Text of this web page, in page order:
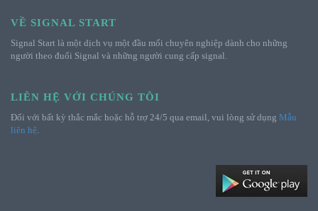
VỀ SIGNAL START
Signal Start là một dịch vụ một đầu mối chuyên nghiệp dành cho những
người theo đuổi Signal và những người cung cấp signal.
LIÊN HỆ VỚI CHÚNG TÔI
Đối với bất kỳ thắc mắc hoặc hỗ trợ 24/5 qua email, vui lòng sử dụng Mẫu
liên hệ.